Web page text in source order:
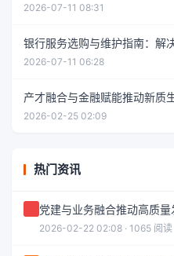
2026-07-11 08:31
银行服务选购与维护指南：解
2026-07-11 06:28
产才融合与金融赋能推动新质
2026-02-25 02:09
热门资讯
党建与业务融合推动高质量
2026-02-22 02:08 · 1065 阅读